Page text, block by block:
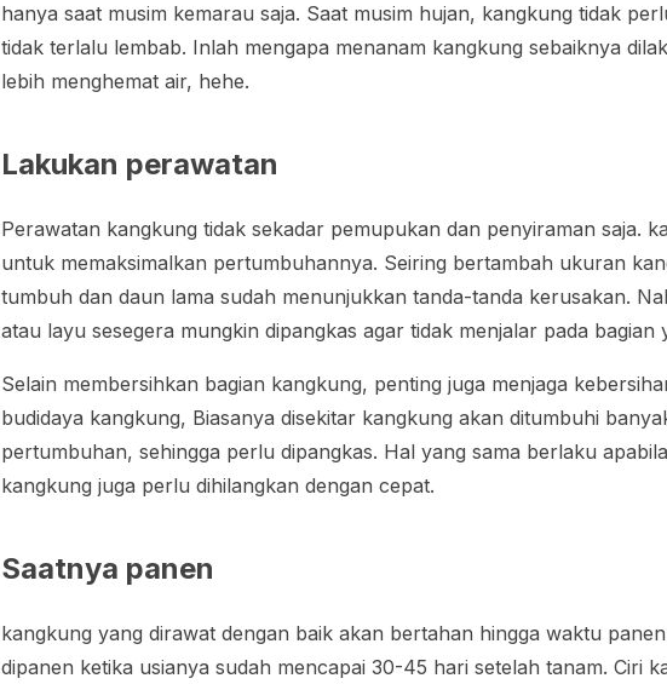
hanya saat musim kemarau saja. Saat musim hujan, kangkung tidak
tidak terlalu lembab. Inlah mengapa menanam kangkung sebaiknya
lebih menghemat air, hehe.
Lakukan perawatan
Perawatan kangkung tidak sekadar pemupukan dan penyiraman saja.
untuk memaksimalkan pertumbuhannya. Seiring bertambah ukuran
tumbuh dan daun lama sudah menunjukkan tanda-tanda kerusakan.
atau layu sesegera mungkin dipangkas agar tidak menjalar pada bagian
Selain membersihkan bagian kangkung, penting juga menjaga
budidaya kangkung, Biasanya disekitar kangkung akan ditumbuhi
pertumbuhan, sehingga perlu dipangkas. Hal yang sama berlaku
kangkung juga perlu dihilangkan dengan cepat.
Saatnya panen
kangkung yang dirawat dengan baik akan bertahan hingga waktu
dipanen ketika usianya sudah mencapai 30-45 hari setelah tanam. Ciri